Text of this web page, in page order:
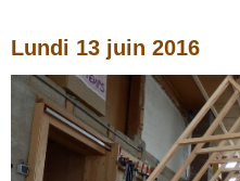
Lundi 13 juin 2016